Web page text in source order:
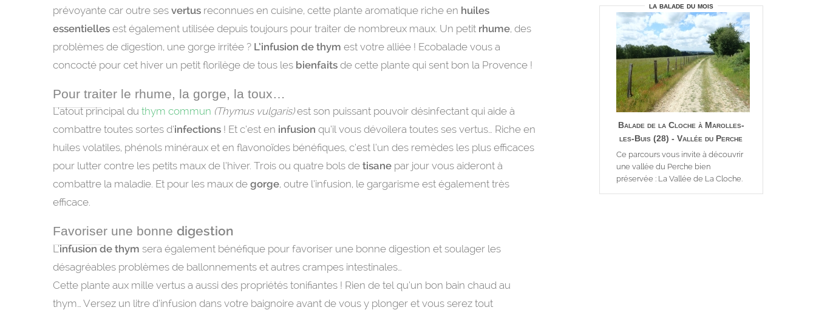
prévoyante car outre ses vertus reconnues en cuisine, cette plante aromatique riche en huiles
essentielles est également utilisée depuis toujours pour traiter de nombreux maux. Un petit rhume, des
problèmes de digestion, une gorge irritée ? L’infusion de thym est votre alliée ! Ecobalade vous a
concocté pour cet hiver un petit florilège de tous les bienfaits de cette plante qui sent bon la Provence !
Pour traiter le rhume, la gorge, la toux…
L’atout principal du thym commun (Thymus vulgaris)est son puissant pouvoir désinfectant qui aide à
combattre toutes sortes d’infections ! Et c’est en infusion qu’il vous dévoilera toutes ses vertus… Riche en
huiles volatiles, phénols minéraux et en flavonoïdes bénéfiques, c’est l’un des remèdes les plus efficaces
pour lutter contre les petits maux de l’hiver. Trois ou quatre bols de tisane par jour vous aideront à
combattre la maladie. Et pour les maux de gorge, outre l’infusion, le gargarisme est également très
efficace.
Favoriser une bonne digestion
L’infusion de thym sera également bénéfique pour favoriser une bonne digestion et soulager les
désagréables problèmes de ballonnements et autres crampes intestinales…
Cette plante aux mille vertus a aussi des propriétés tonifiantes ! Rien de tel qu’un bon bain chaud au
thym… Versez un litre d’infusion dans votre baignoire avant de vous y plonger et vous serez tout
la balade du mois
Balade de la Cloche à Marolles-
les-Buis (28) - Vallée du Perche
Ce parcours vous invite à découvrir
une vallée du Perche bien
préservée : La Vallée de La Cloche.